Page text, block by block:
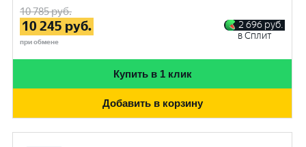
10 785руб.
10 245 руб.
при обмене
2 696 руб.
в Сплит
Купить в 1 клик
Добавить в корзину